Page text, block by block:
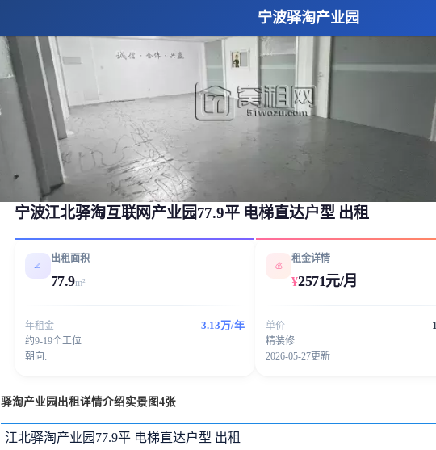
宁波驿淘产业园
宁波江北驿淘互联网产业园77.9平 电梯直达户型 ​出租
📐
出租面积
77.9m²
年租金 3.13万/年
约9-19个工位
朝向:
💰
租金详情
¥2571元/月
单价
精装修
2026-05-27更新
驿淘产业园出租详情介绍实景图4张
江北驿淘产业园77.9平 电梯直达户型 出租